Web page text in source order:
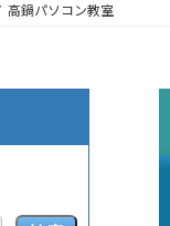
高鍋パソコン教室